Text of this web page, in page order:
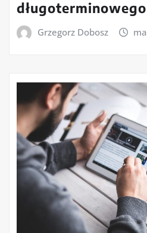
Grzegorz Dobosz